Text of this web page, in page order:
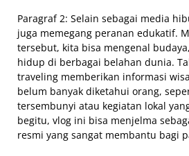
Paragraf 2: Selain sebagai media
juga memegang peranan edukatif.
tersebut, kita bisa mengenal
hidup di berbagai belahan dunia.
traveling memberikan informasi
belum banyak diketahui orang,
tersembunyi atau kegiatan lokal
begitu, vlog ini bisa menjelma
resmi yang sangat membantu bagi